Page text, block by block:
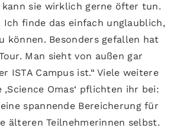
kann sie wirklich gerne öfter tun.
finde das einfach unglaublich,
können. Besonders gefallen hat
Man sieht von außen gar
ISTA Campus ist.“ Viele weitere
Omas‘ pflichten ihr bei:
spannende Bereicherung für
älteren Teilnehmerinnen selbst.